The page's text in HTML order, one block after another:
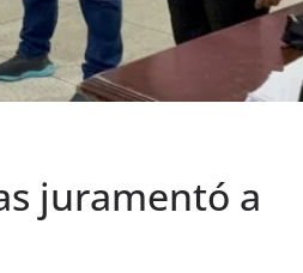
juramentó a